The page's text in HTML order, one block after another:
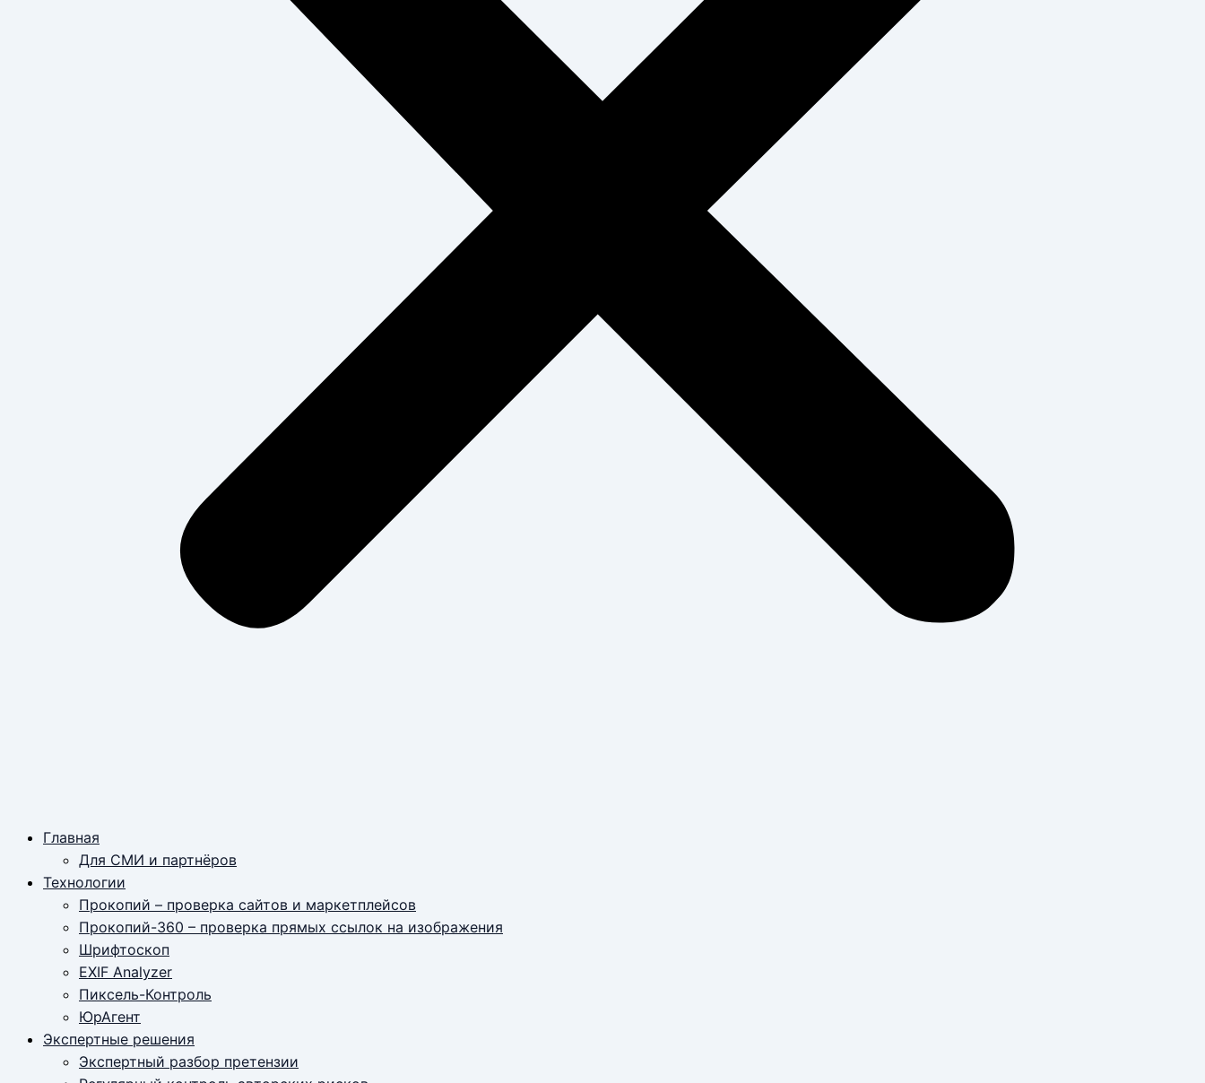
Главная
Для СМИ и партнёров
Технологии
Прокопий – проверка сайтов и маркетплейсов
Прокопий-360 – проверка прямых ссылок на изображения
Шрифтоскоп
EXIF Analyzer
Пиксель-Контроль
ЮрАгент
Экспертные решения
Экспертный разбор претензии